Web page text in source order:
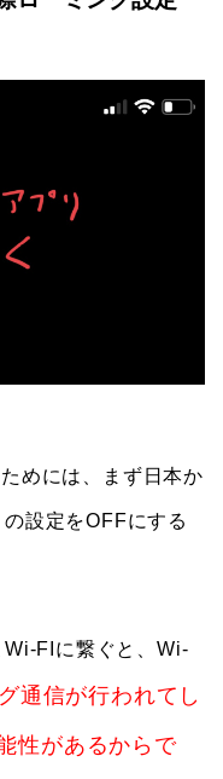
めには、まず日本か
設定をOFFにする
Wi-FIに繋ぐと、Wi-
通信が行われてし
性があるからで